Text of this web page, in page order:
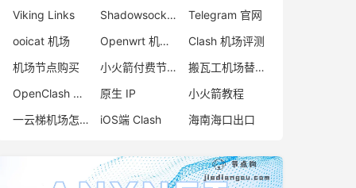
Viking Links
Shadowsocks 节点
Telegram 官网
ooicat 机场
Openwrt 机场推荐
Clash 机场评测
机场节点购买
小火箭付费节点购买
搬瓦工机场替代品
OpenClash 插件
原生 IP
小火箭教程
一云梯机场怎么样
iOS端 Clash 海南海口出口